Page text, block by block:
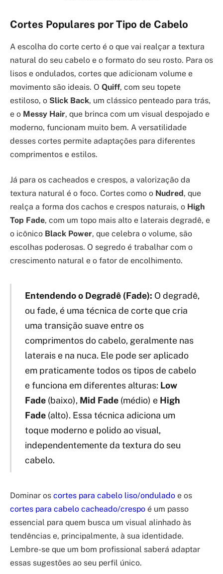
Cortes Populares por Tipo de Cabelo
A escolha do corte certo é o que vai realçar a textura
natural do seu cabelo e o formato do seu rosto. Para os
lisos e ondulados, cortes que adicionam volume e
movimento são ideais. O Quiff, com seu topete
estiloso, o Slick Back, um clássico penteado para trás,
e o Messy Hair, que brinca com um visual despojado e
moderno, funcionam muito bem. A versatilidade
desses cortes permite adaptações para diferentes
comprimentos e estilos.
Já para os cacheados e crespos, a valorização da
textura natural é o foco. Cortes como o Nudred, que
realça a forma dos cachos e crespos naturais, o High
Top Fade, com um topo mais alto e laterais degradê, e
o icônico Black Power, que celebra o volume, são
escolhas poderosas. O segredo é trabalhar com o
crescimento natural e o fator de encolhimento.
Entendendo o Degradê (Fade): O degradê,
ou fade, é uma técnica de corte que cria
uma transição suave entre os
comprimentos do cabelo, geralmente nas
laterais e na nuca. Ele pode ser aplicado
em praticamente todos os tipos de cabelo
e funciona em diferentes alturas: Low
Fade(baixo), Mid Fade(médio) e High
Fade(alto). Essa técnica adiciona um
toque moderno e polido ao visual,
independentemente da textura do seu
cabelo.
Dominar os cortes para cabelo liso/ondulado e os
cortes para cabelo cacheado/crespo é um passo
essencial para quem busca um visual alinhado às
tendências e, principalmente, à sua identidade.
Lembre-se que um bom profissional saberá adaptar
essas sugestões ao seu perfil único.